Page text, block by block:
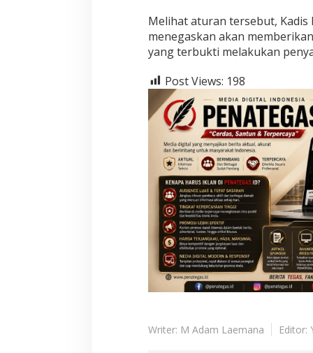
Melihat aturan tersebut,
menegaskan akan
yang terbukti melakukan
Post Views: 198
Writer: M Adam Laemana Editor: